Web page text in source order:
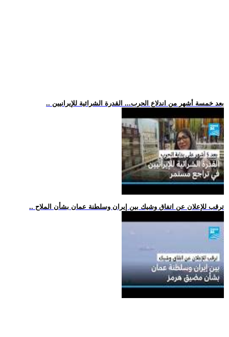
.. بعد خمسة أشهر من اندلاع الحرب... القدرة الشرائية للإيرانيين
.. ترقب للإعلان عن اتفاق وشيك بين إيران وسلطنة عمان بشأن الملاح